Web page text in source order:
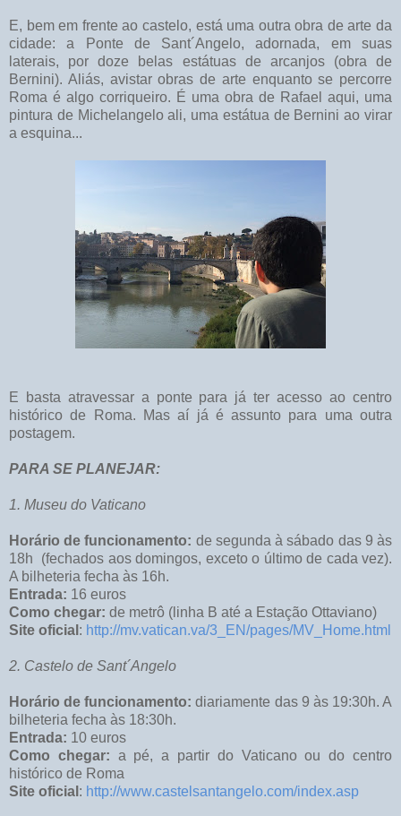
E, bem em frente ao castelo, está uma outra obra de arte da
cidade: a Ponte de Sant´Angelo, adornada, em suas
laterais, por doze belas estátuas de arcanjos (obra de
Bernini). Aliás, avistar obras de arte enquanto se percorre
Roma é algo corriqueiro. É uma obra de Rafael aqui, uma
pintura de Michelangelo ali, uma estátua de Bernini ao virar
a esquina...
E basta atravessar a ponte para já ter acesso ao centro
histórico de Roma. Mas aí já é assunto para uma outra
postagem.
PARA SE PLANEJAR:
1. Museu do Vaticano
Horário de funcionamento: de segunda à sábado das 9 às
18h (fechados aos domingos, exceto o último de cada vez).
A bilheteria fecha às 16h.
Entrada: 16 euros
Como chegar: de metrô (linha B até a Estação Ottaviano)
Site oficial : http://mv.vatican.va/3_EN/pages/MV_Home.html
2. Castelo de Sant´Angelo
Horário de funcionamento: diariamente das 9 às 19:30h. A
bilheteria fecha às 18:30h.
Entrada: 10 euros
Como chegar: a pé, a partir do Vaticano ou do centro
histórico de Roma
Site oficial : http://www.castelsantangelo.com/index.asp